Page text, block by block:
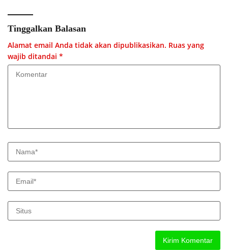
Tinggalkan Balasan
Alamat email Anda tidak akan dipublikasikan. Ruas yang
wajib ditandai *